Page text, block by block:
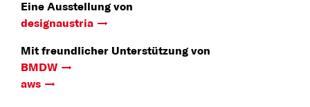
Eine Ausstellung von
designaustria
Mit freundlicher Unterstützung von
BMDW
aws